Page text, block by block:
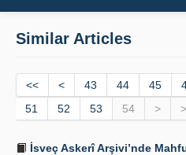
Journal Boards
Writing Rules
Principles
Similar Articles
<< < 43 44 45
51
52 53 54 >
İsveç Askerî Arşivi’nde